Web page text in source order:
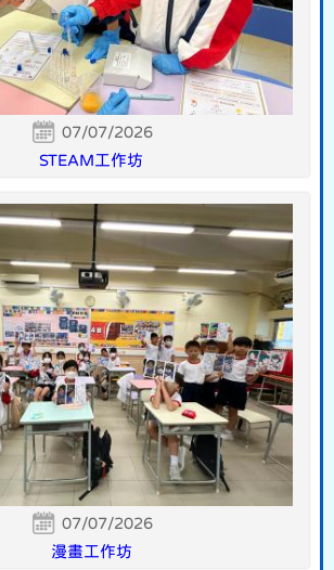
07/07/2026
STEAM工作坊
07/07/2026
漫畫工作坊